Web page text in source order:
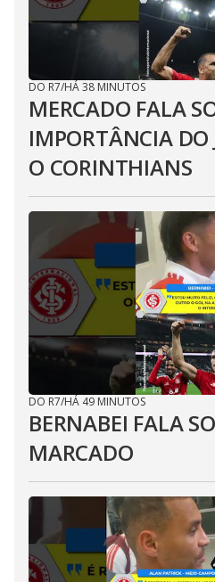
DO R7/HÁ 38 MINUTOS
MERCADO FALA
IMPORTÂNCIA DO
O CORINTHIANS
DO R7/HÁ 49 MINUTOS
BERNABEI FALA
MARCADO